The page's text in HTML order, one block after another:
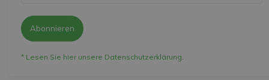
Abonnieren
* Lesen Sie hier unsere Datenschutzerklärung.